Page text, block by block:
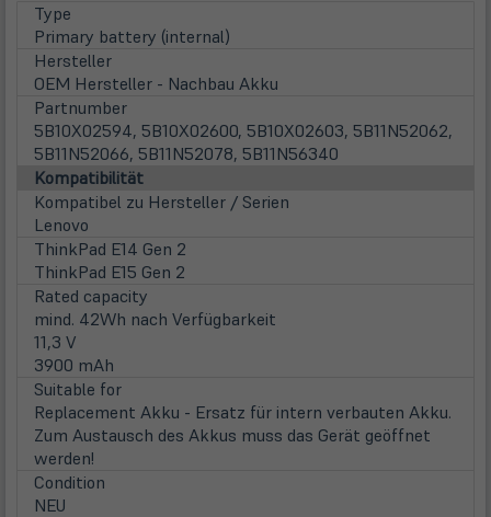
Type
Primary battery (internal)
Hersteller
OEM Hersteller - Nachbau Akku
Partnumber
5B10X02594, 5B10X02600, 5B10X02603, 5B11N52062,
5B11N52066, 5B11N52078, 5B11N56340
Kompatibilität
Kompatibel zu Hersteller / Serien
Lenovo
ThinkPad E14 Gen 2
ThinkPad E15 Gen 2
Rated capacity
mind. 42Wh nach Verfügbarkeit
11,3 V
3900 mAh
Suitable for
Replacement Akku - Ersatz für intern verbauten Akku.
Zum Austausch des Akkus muss das Gerät geöffnet
werden!
Condition
NEU